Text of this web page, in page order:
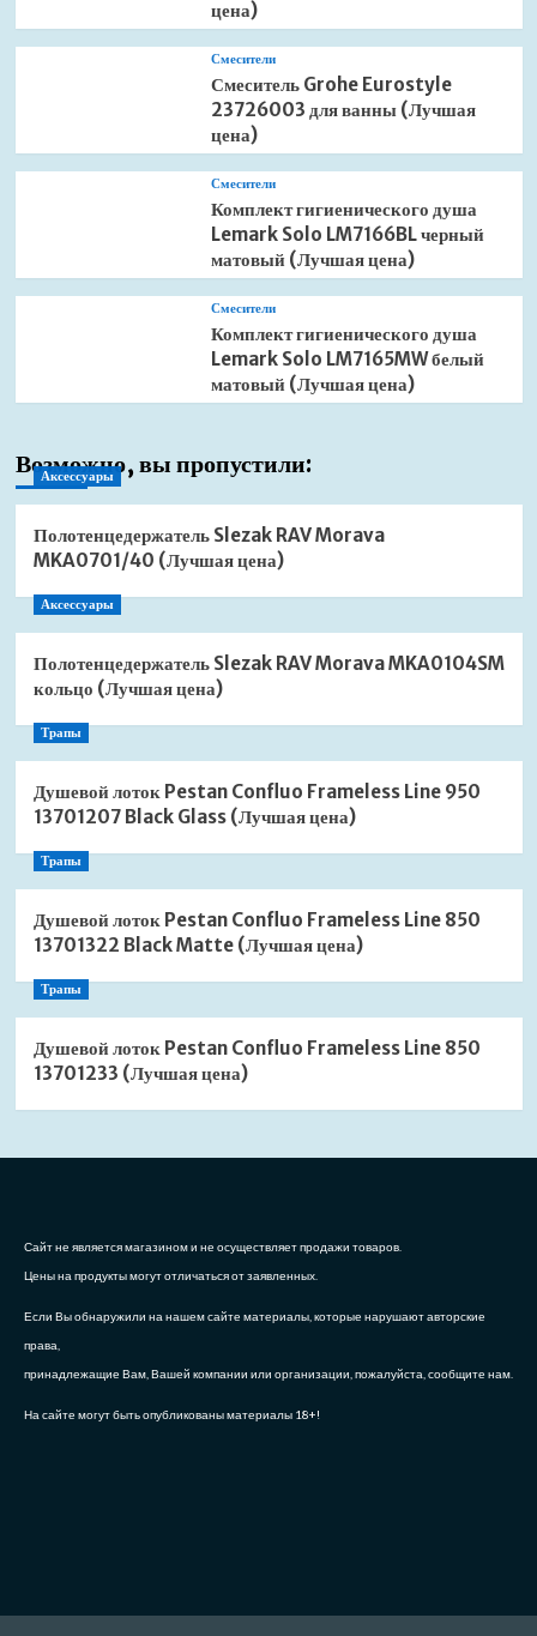
цена)
Смесители
Смеситель Grohe Eurostyle
23726003 для ванны (Лучшая
цена)
Смесители
Комплект гигиенического душа
Lemark Solo LM7166BL черный
матовый (Лучшая цена)
Смесители
Комплект гигиенического душа
Lemark Solo LM7165MW белый
матовый (Лучшая цена)
Возможно, вы пропустили:
Аксессуары
Полотенцедержатель Slezak RAV Morava
MKA0701/40 (Лучшая цена)
Аксессуары
Полотенцедержатель Slezak RAV Morava MKA0104SM
кольцо (Лучшая цена)
Трапы
Душевой лоток Pestan Confluo Frameless Line 950
13701207 Black Glass (Лучшая цена)
Трапы
Душевой лоток Pestan Confluo Frameless Line 850
13701322 Black Matte (Лучшая цена)
Трапы
Душевой лоток Pestan Confluo Frameless Line 850
13701233 (Лучшая цена)
Сайт не является магазином и не осуществляет продажи товаров.
Цены на продукты могут отличаться от заявленных.
Если Вы обнаружили на нашем сайте материалы, которые нарушают авторские
права,
принадлежащие Вам, Вашей компании или организации, пожалуйста, сообщите нам.
На сайте могут быть опубликованы материалы 18+!